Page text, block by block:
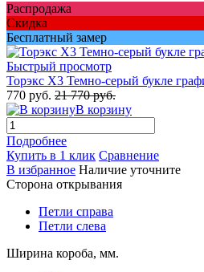
Распродажа
Скидка
Бесплатный замер
Быстрый просмотр
Торэкс Х3 Темно-серый букле
770 руб. 21 770 руб.
В корзину
Подробнее
Купить в 1 клик Сравнение
В избранное Наличие уточните
Сторона открывания
Петли справа
Петли слева
Ширина короба, мм.